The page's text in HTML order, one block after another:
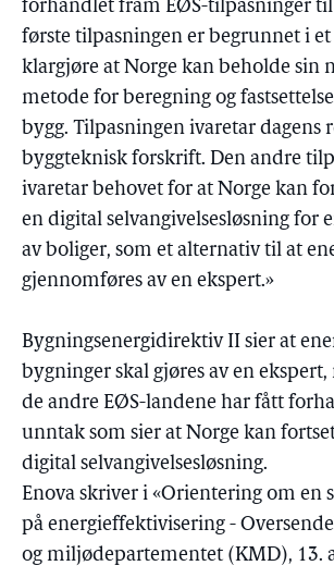
forhandlet fram EØS-tilpasninger
første tilpasningen er begrunnet i
klargjøre at Norge kan beholde sin
metode for beregning og
bygg. Tilpasningen ivaretar dagens
byggteknisk forskrift. Den andre
ivaretar behovet for at Norge kan
en digital selvangivelsesløsning for
av boliger, som et alternativ til at
gjennomføres av en ekspert.»
Bygningsenergidirektiv II sier at
bygninger skal gjøres av en
de andre EØS-landene har fått
unntak som sier at Norge kan
digital selvangivelsesløsning.
Enova skriver i «Orientering om en
på energieffektivisering -
og miljødepartementet (KMD), 13.